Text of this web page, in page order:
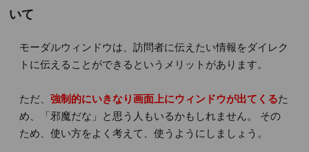
いて
モーダルウィンドウは、訪問者に伝えたい情報をダイレク
トに伝えることができるというメリットがあります。
ただ、 強制的にいきなり画面上にウィンドウが出てくるた
め、「邪魔だな」と思う人もいるかもしれません。 その
ため、使い方をよく考えて、使うようにしましょう。